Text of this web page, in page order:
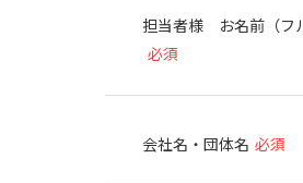
担当者様 お名前（フ
必須
会社名・団体名 必須